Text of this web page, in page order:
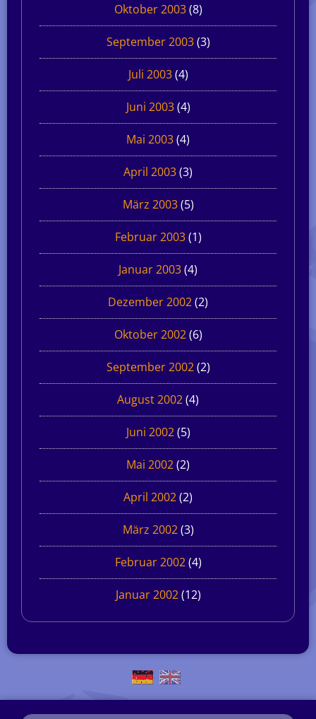
Oktober 2003(8)
September 2003(3)
Juli 2003(4)
Juni 2003(4)
Mai 2003(4)
April 2003(3)
März 2003(5)
Februar 2003(1)
Januar 2003(4)
Dezember 2002(2)
Oktober 2002(6)
September 2002(2)
August 2002(4)
Juni 2002(5)
Mai 2002(2)
April 2002(2)
März 2002(3)
Februar 2002(4)
Januar 2002(12)